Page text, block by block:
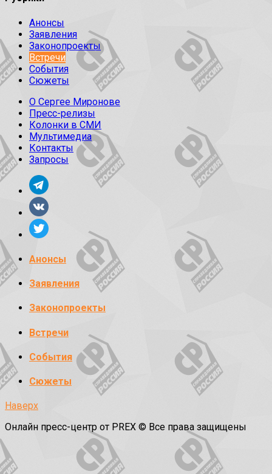
Анонсы
Заявления
Законопроекты
Встречи
События
Сюжеты
О Сергее Миронове
Пресс-релизы
Колонки в СМИ
Мультимедиа
Контакты
Запросы
Анонсы
Заявления
Законопроекты
Встречи
События
Сюжеты
Наверх
Онлайн пресс-центр от PREX © Все права защищены